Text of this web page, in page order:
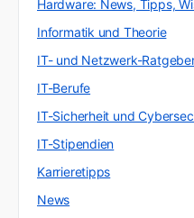
Hardware: News, Tipps,
Informatik und Theorie
IT- und Netzwerk-
IT-Berufe
IT-Sicherheit und
IT-Stipendien
Karrieretipps
News